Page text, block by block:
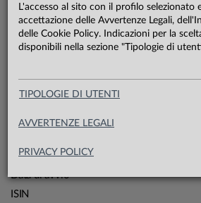
L'accesso al sito con il profilo selezionato
accettazione delle Avvertenze Legali,
delle Cookie Policy. Indicazioni per la
disponibili nella sezione "Tipologie di
TIPOLOGIE DI UTENTI
AVVERTENZE LEGALI
PRIVACY POLICY
Carta di identità
Linea
Sistema
Macrocategoria
Domicilio
Data di avvio
ISIN